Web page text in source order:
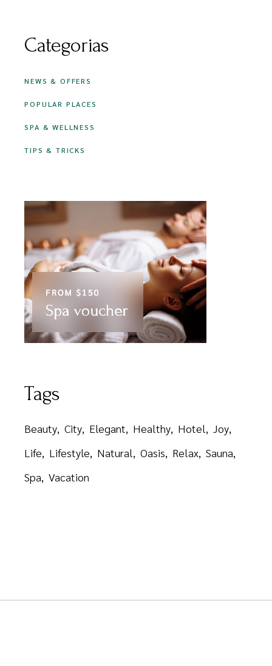
Categorias
NEWS & OFFERS
POPULAR PLACES
SPA & WELLNESS
TIPS & TRICKS
Tags
Beauty City Elegant Healthy Hotel
Joy
Life
Lifestyle Natural Oasis Relax Sauna
Spa Vacation